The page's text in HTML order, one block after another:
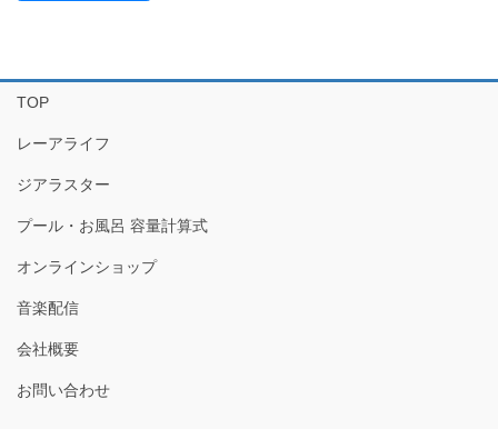
TOP
レーアライフ
ジアラスター
プール・お風呂 容量計算式
オンラインショップ
音楽配信
会社概要
お問い合わせ